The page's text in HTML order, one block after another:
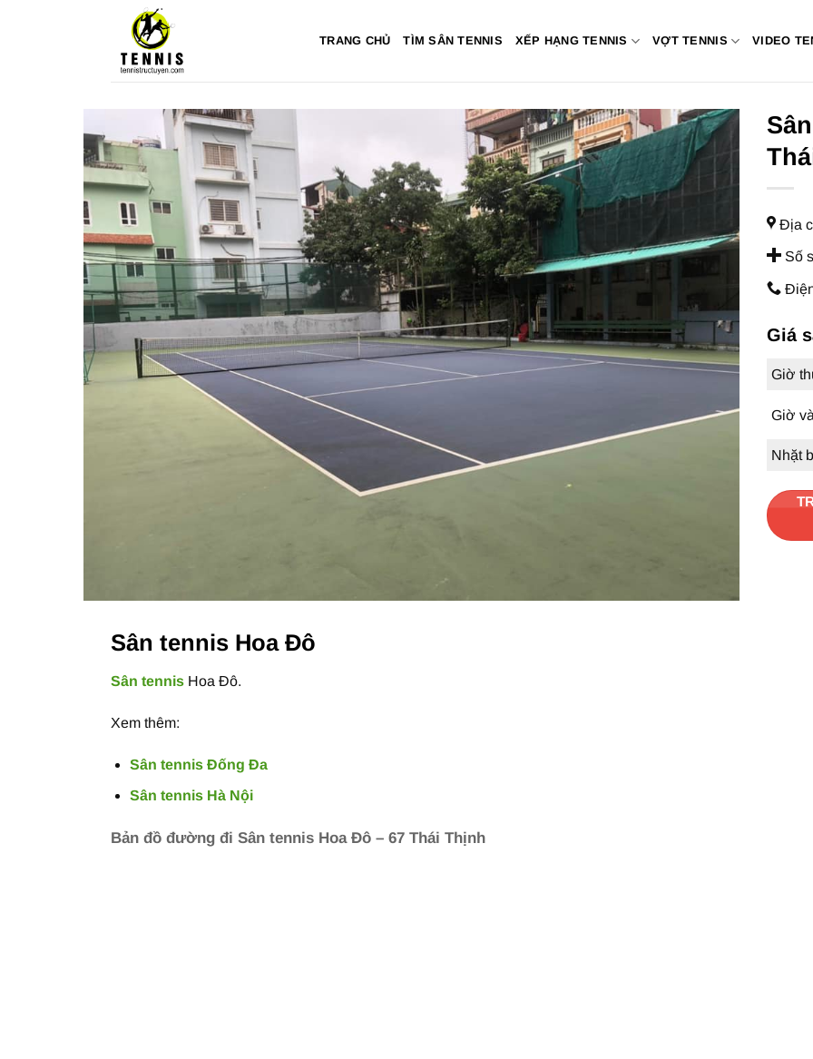
TRANG CHỦ TÌM SÂN TENNIS XẾP HẠNG TENNIS VỢT TENNIS VIDEO
Địa
Số
Giá
Giờ
Giờ
Nhặt
Sân tennis Hoa Đô
Sân tennis Hoa Đô.
Xem thêm:
Sân tennis Đống Đa
Sân tennis Hà Nội
Bản đồ đường đi Sân tennis Hoa Đô – 67 Thái Thịnh